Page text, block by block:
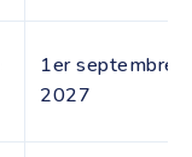
1er septembre
2027